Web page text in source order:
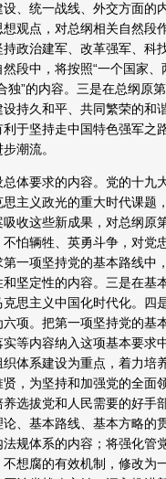
统一战线、外交方面的
观点，对总纲相关自然
政治建军、改革强军、
段中，将按照“一个国家
独”的内容。三是在总纲
持久和平、共同繁荣的
于坚持走中国特色强军之
潮流。
要求的内容。党的十九
主义政光的重大时代课
收这些新成果，对总纲
怕辆牲、英勇斗争，对
一项坚持党的基本路线
坚定性的内容。三是在
思主义中国化时代化。
项。把第一项坚持党的
等内容纳入这项基本要
体系建设为重点，着力
，为坚持和加强党的全
选拔党和人民需要的好
、基本路线、基本方略
规体系的内容；将强化
想腐的有效机制，修改